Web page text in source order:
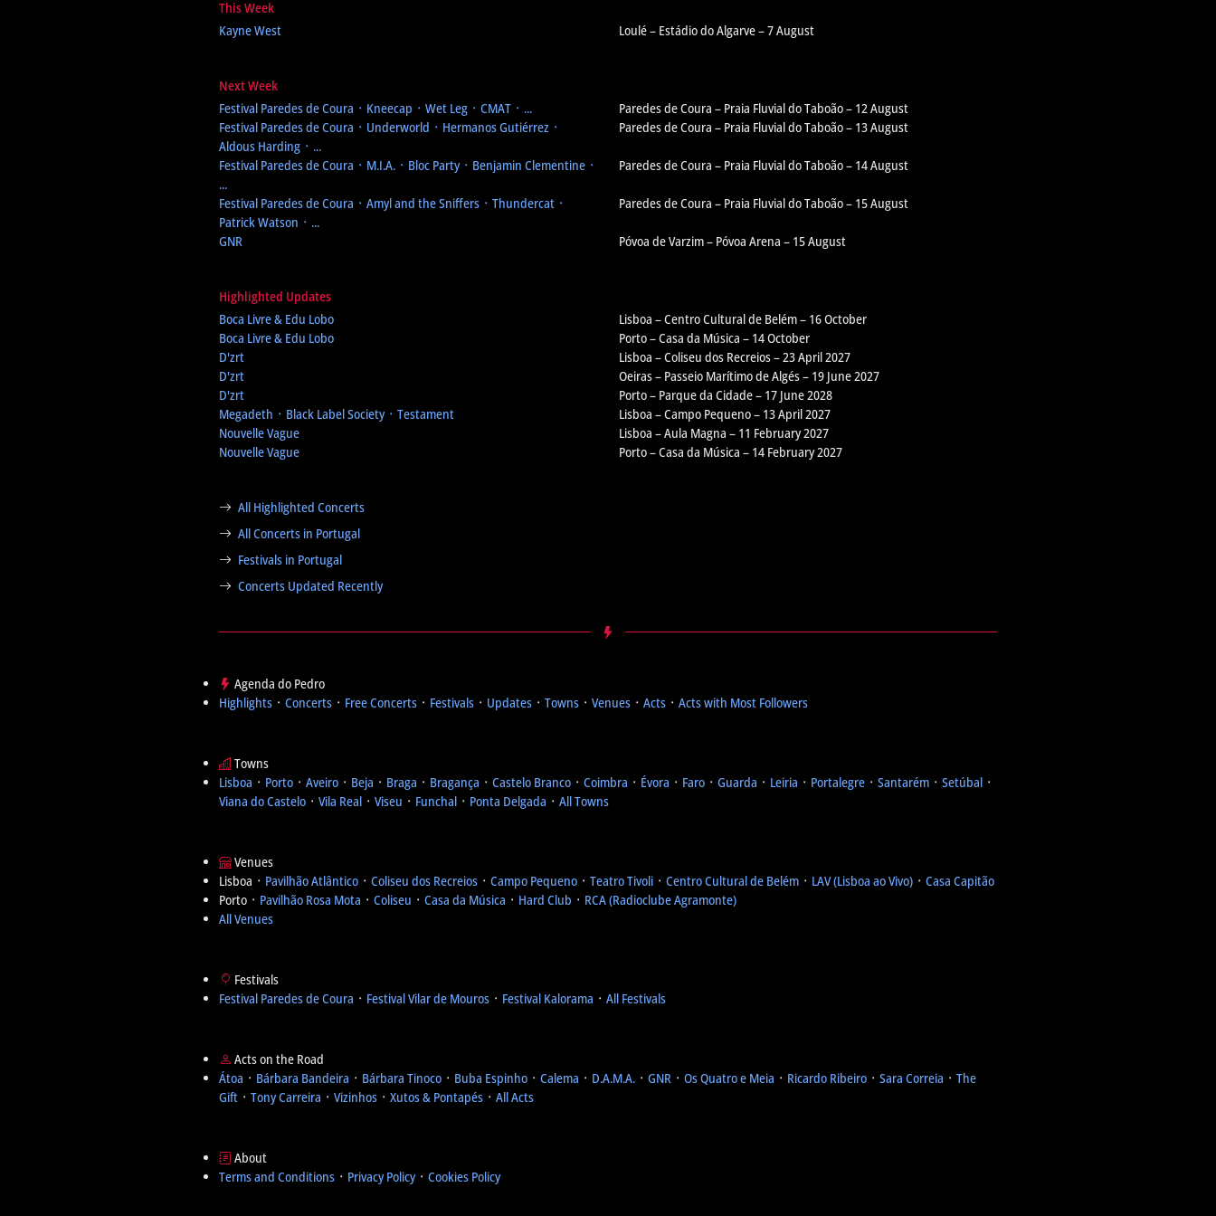
This Week
Kayne West
Loulé – Estádio do Algarve – 7 August
Next Week
Festival Paredes de Coura ᛫ Kneecap ᛫ Wet Leg ᛫ CMAT ᛫ ...
Paredes de Coura – Praia Fluvial do Taboão – 12 August
Festival Paredes de Coura ᛫ Underworld ᛫ Hermanos Gutiérrez ᛫
Aldous Harding ᛫ ...
Paredes de Coura – Praia Fluvial do Taboão – 13 August
Festival Paredes de Coura ᛫ M.I.A. ᛫ Bloc Party ᛫ Benjamin Clementine ᛫
...
Paredes de Coura – Praia Fluvial do Taboão – 14 August
Festival Paredes de Coura ᛫ Amyl and the Sniffers ᛫ Thundercat ᛫
Patrick Watson ᛫ ...
Paredes de Coura – Praia Fluvial do Taboão – 15 August
GNR Póvoa de Varzim – Póvoa Arena – 15 August
Highlighted Updates
Boca Livre & Edu Lobo
Lisboa – Centro Cultural de Belém – 16 October
Boca Livre & Edu Lobo
Porto – Casa da Música – 14 October
D'zrt
Lisboa – Coliseu dos Recreios – 23 April 2027
D'zrt
Oeiras – Passeio Marítimo de Algés – 19 June 2027
D'zrt
Porto – Parque da Cidade – 17 June 2028
Megadeth ᛫ Black Label Society ᛫ Testament
Lisboa – Campo Pequeno – 13 April 2027
Nouvelle Vague
Lisboa – Aula Magna – 11 February 2027
Nouvelle Vague
Porto – Casa da Música – 14 February 2027
All Highlighted Concerts
All Concerts in Portugal
Festivals in Portugal
Concerts Updated Recently
Agenda do Pedro
Highlights ᛫ Concerts ᛫ Free Concerts ᛫ Festivals ᛫ Updates ᛫ Towns ᛫ Venues ᛫ Acts ᛫ Acts with Most Followers
Towns
Lisboa ᛫ Porto ᛫ Aveiro ᛫ Beja ᛫ Braga ᛫ Bragança ᛫ Castelo Branco ᛫ Coimbra ᛫ Évora ᛫ Faro ᛫ Guarda ᛫ Leiria ᛫ Portalegre ᛫ Santarém ᛫ Setúbal ᛫
Viana do Castelo ᛫ Vila Real ᛫ Viseu ᛫ Funchal ᛫ Ponta Delgada ᛫ All Towns
Venues
Lisboa ᛫ Pavilhão Atlântico ᛫ Coliseu dos Recreios ᛫ Campo Pequeno ᛫ Teatro Tivoli ᛫ Centro Cultural de Belém ᛫ LAV (Lisboa ao Vivo) ᛫ Casa Capitão
Porto ᛫ Pavilhão Rosa Mota ᛫ Coliseu ᛫ Casa da Música ᛫ Hard Club ᛫ RCA (Radioclube Agramonte)
All Venues
Festivals
Festival Paredes de Coura ᛫ Festival Vilar de Mouros ᛫ Festival Kalorama ᛫ All Festivals
Acts on the Road
Átoa ᛫ Bárbara Bandeira ᛫ Bárbara Tinoco ᛫ Buba Espinho ᛫ Calema ᛫ D.A.M.A. ᛫ GNR ᛫ Os Quatro e Meia ᛫ Ricardo Ribeiro ᛫ Sara Correia ᛫ The
Gift ᛫ Tony Carreira ᛫ Vizinhos ᛫ Xutos & Pontapés ᛫ All Acts
About
Terms and Conditions ᛫ Privacy Policy᛫ Cookies Policy